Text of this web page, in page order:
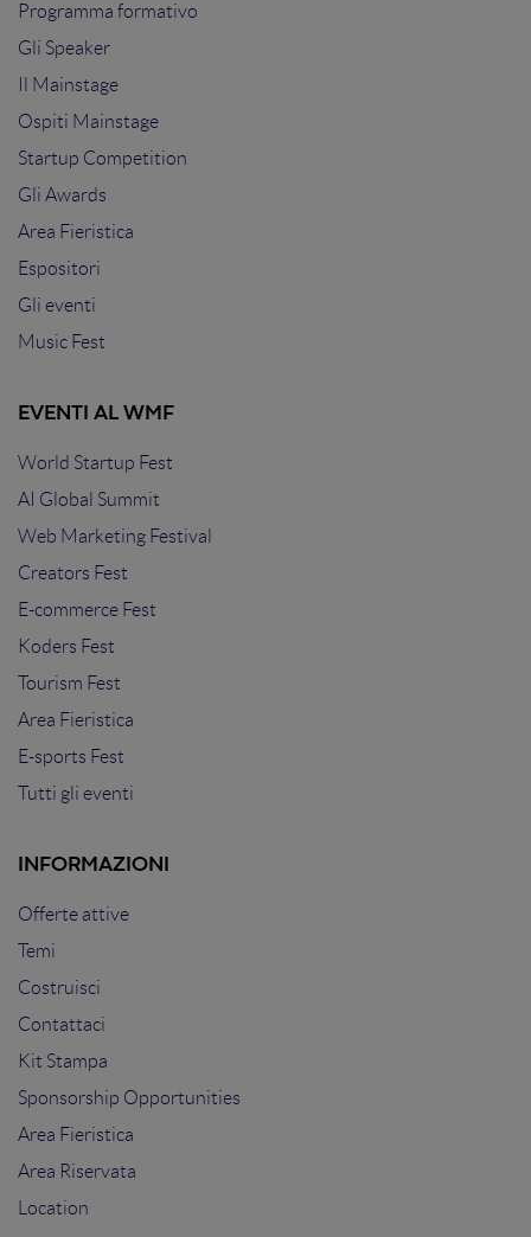
Programma formativo
Gli Speaker
Il Mainstage
Ospiti Mainstage
Startup Competition
Gli Awards
Area Fieristica
Espositori
Gli eventi
Music Fest
EVENTI AL WMF
World Startup Fest
AI Global Summit
Web Marketing Festival
Creators Fest
E-commerce Fest
Koders Fest
Tourism Fest
Area Fieristica
E-sports Fest
Tutti gli eventi
INFORMAZIONI
Offerte attive
Temi
Costruisci
Contattaci
Kit Stampa
Sponsorship Opportunities
Area Fieristica
Area Riservata
Location